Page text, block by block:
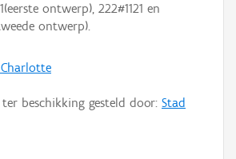
ontwerp), 222#1121 en
ontwerp).
Charlotte
beschikking gesteld door: Stad